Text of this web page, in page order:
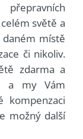
světě a
místě
či nikoliv.
zdarma a
a my Vám
kompenzaci
možný další